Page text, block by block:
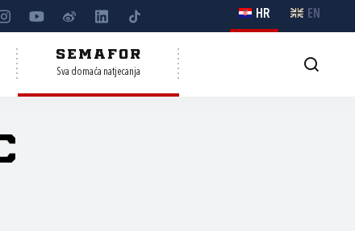
HR EN
SEMAFOR
Sva domaća natjecanja